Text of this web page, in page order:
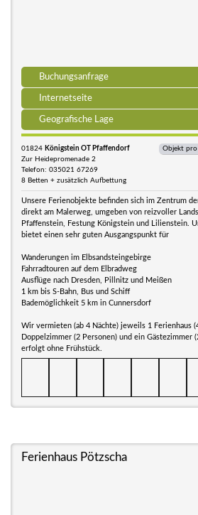
Buchungsanfrage
Internetseite
Geografische Lage
01824 Königstein OT Pfaffendorf
Zur Heidepromenade 2
Telefon: 035021 67269
8 Betten + zusätzlich Aufbettung
Objekt pro
Unsere Ferienobjekte befinden sich im Zentrum
direkt am Malerweg, umgeben von reizvoller
Pfaffenstein, Festung Königstein und Lilienstein.
bietet einen sehr guten Ausgangspunkt für
Wanderungen im Elbsandsteingebirge
Fahrradtouren auf dem Elbradweg
Ausflüge nach Dresden, Pillnitz und Meißen
1 km bis S-Bahn, Bus und Schiff
Bademöglichkeit 5 km in Cunnersdorf
Wir vermieten (ab 4 Nächte) jeweils 1 Ferienhaus
Doppelzimmer (2 Personen) und ein Gästezimmer
erfolgt ohne Frühstück.
Ferienhaus Pötzscha